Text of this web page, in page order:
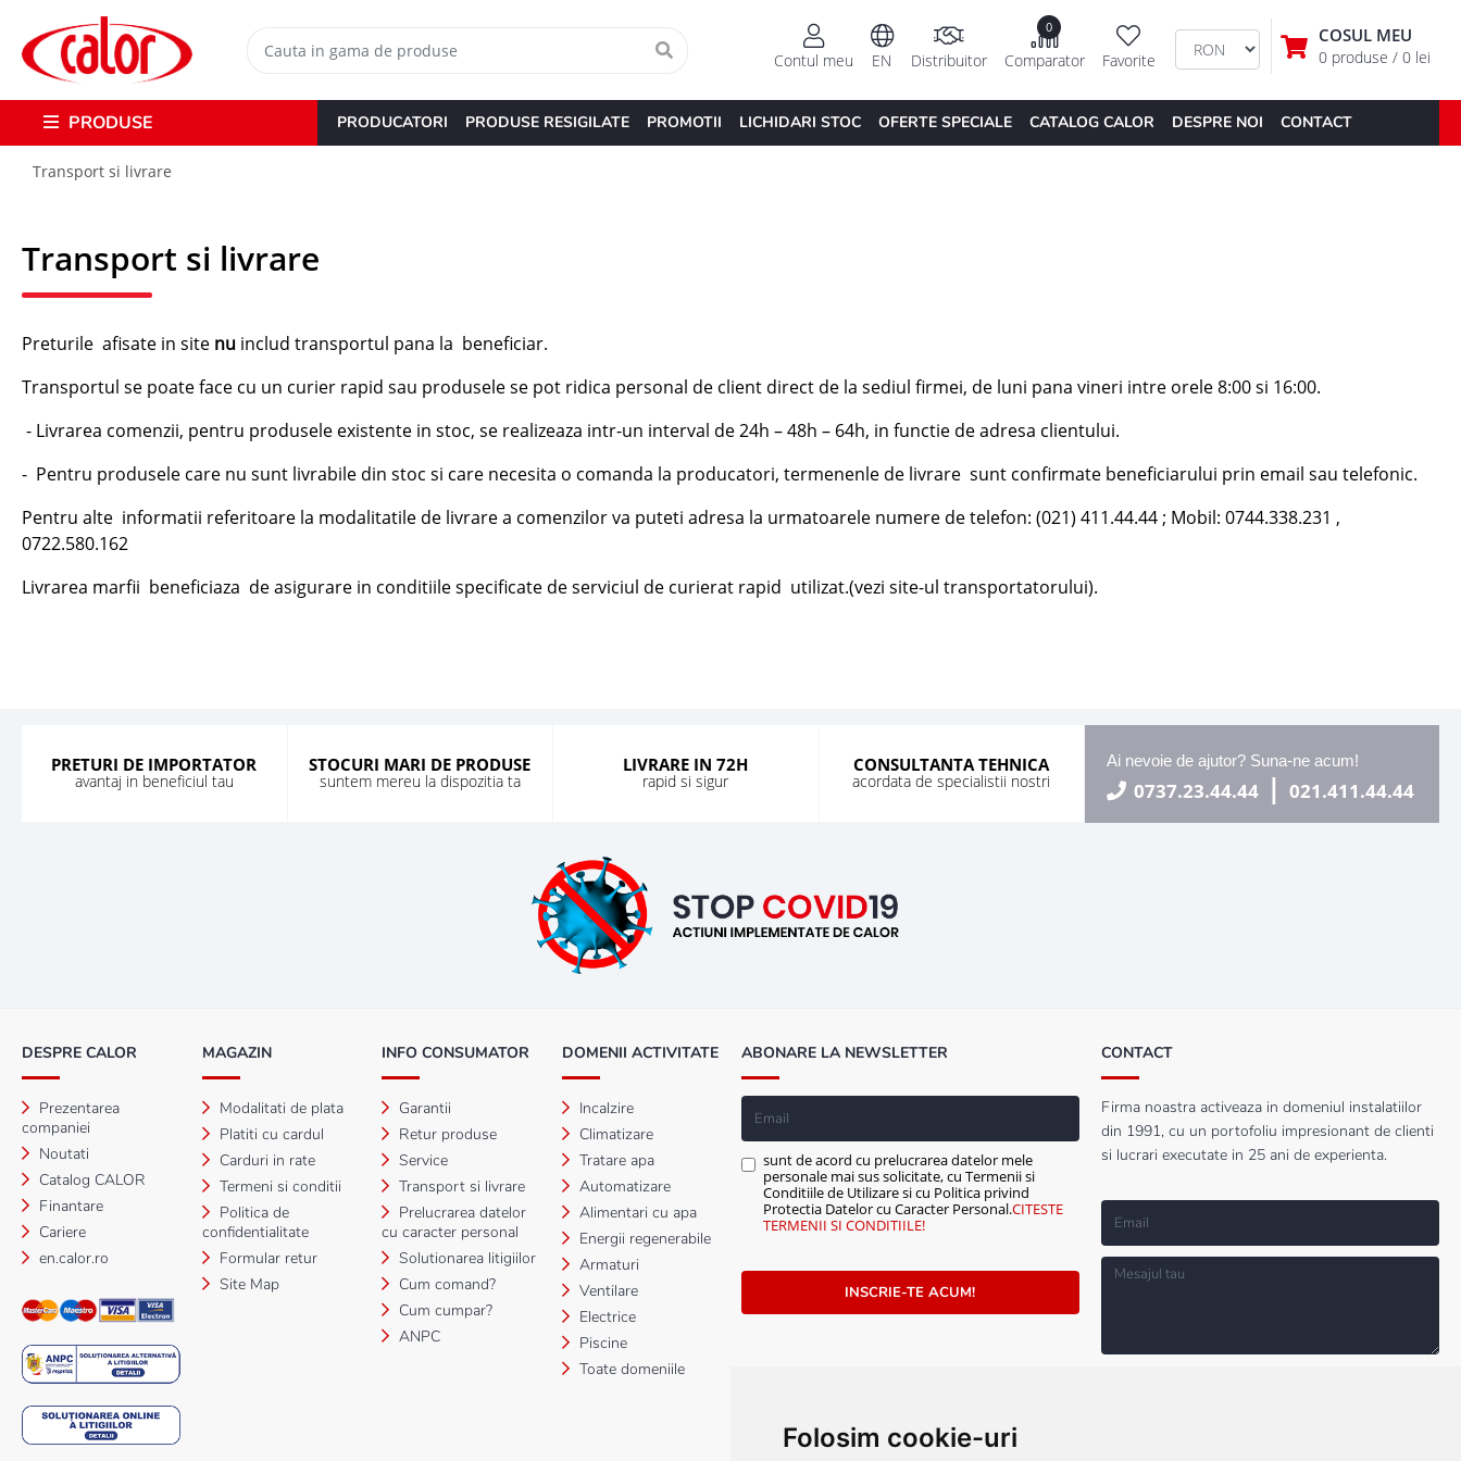
Folosim cookie-uri
COSUL MEU
0 produse / 0 lei
Favorite
0
Comparator
Distribuitor
EN
Contul meu
PRODUSE PRODUCATORI PRODUSE RESIGILATE PROMOTII LICHIDARI STOC OFERTE SPECIALE CATALOG CALOR DESPRE NOI CONTACT
Transport si livrare
Transport si livrare
Preturile afisate in site nu includ transportul pana la beneficiar.
Transportul se poate face cu un curier rapid sau produsele se pot ridica personal de client direct de la sediul firmei, de luni pana vineri intre orele 8:00 si 16:00.
- Livrarea comenzii, pentru produsele existente in stoc, se realizeaza intr-un interval de 24h – 48h – 64h, in functie de adresa clientului.
- Pentru produsele care nu sunt livrabile din stoc si care necesita o comanda la producatori, termenenle de livrare sunt confirmate beneficiarului prin email sau telefonic.
Pentru alte informatii referitoare la modalitatile de livrare a comenzilor va puteti adresa la urmatoarele numere de telefon: (021) 411.44.44 ; Mobil: 0744.338.231 ,
0722.580.162
Livrarea marfii beneficiaza de asigurare in conditiile specificate de serviciul de curierat rapid utilizat.(vezi site-ul transportatorului).
PRETURI DE IMPORTATOR
avantaj in beneficiul tau
STOCURI MARI DE PRODUSE
suntem mereu la dispozitia ta
LIVRARE IN 72H
rapid si sigur
CONSULTANTA TEHNICA
acordata de specialistii nostri
Ai nevoie de ajutor? Suna-ne acum!
0737.23.44.44 | 021.411.44.44
DESPRE CALOR
Prezentarea
companiei
Noutati
Catalog CALOR
Finantare
Cariere
en.calor.ro
MAGAZIN
Modalitati de plata
Platiti cu cardul
Carduri in rate
Termeni si conditii
Politica de
confidentialitate
Formular retur
Site Map
INFO CONSUMATOR
Garantii
Retur produse
Service
Transport si livrare
Prelucrarea datelor
cu caracter personal
Solutionarea litigiilor
Cum comand?
Cum cumpar?
ANPC
DOMENII ACTIVITATE
Incalzire
Climatizare
Tratare apa
Automatizare
Alimentari cu apa
Energii regenerabile
Armaturi
Ventilare
Electrice
Piscine
Toate domeniile
ABONARE LA NEWSLETTER
sunt de acord cu prelucrarea datelor mele
personale mai sus solicitate, cu Termenii si
Conditiile de Utilizare si cu Politica privind
Protectia Datelor cu Caracter Personal.CITESTE
TERMENII SI CONDITIILE!
INSCRIE-TE ACUM!
CONTACT
Firma noastra activeaza in domeniul instalatiilor
din 1991, cu un portofoliu impresionant de clienti
si lucrari executate in 25 ani de experienta.